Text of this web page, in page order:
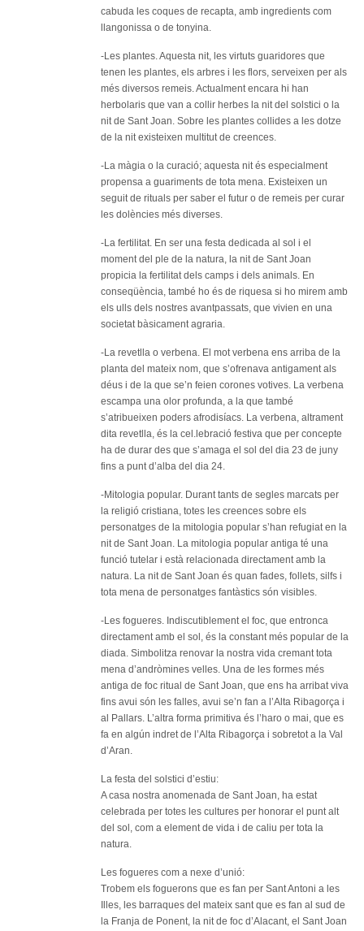
cabuda les coques de recapta, amb ingredients com
llangonissa o de tonyina.
-Les plantes. Aquesta nit, les virtuts guaridores que
tenen les plantes, els arbres i les flors, serveixen per als
més diversos remeis. Actualment encara hi han
herbolaris que van a collir herbes la nit del solstici o la
nit de Sant Joan. Sobre les plantes collides a les dotze
de la nit existeixen multitut de creences.
-La màgia o la curació; aquesta nit és especialment
propensa a guariments de tota mena. Existeixen un
seguit de rituals per saber el futur o de remeis per curar
les dolències més diverses.
-La fertilitat. En ser una festa dedicada al sol i el
moment del ple de la natura, la nit de Sant Joan
propicia la fertilitat dels camps i dels animals. En
conseqüència, també ho és de riquesa si ho mirem amb
els ulls dels nostres avantpassats, que vivien en una
societat bàsicament agraria.
-La revetlla o verbena. El mot verbena ens arriba de la
planta del mateix nom, que s’ofrenava antigament als
déus i de la que se’n feien corones votives. La verbena
escampa una olor profunda, a la que també
s’atribueixen poders afrodisíacs. La verbena, altrament
dita revetlla, és la cel.lebració festiva que per concepte
ha de durar des que s’amaga el sol del dia 23 de juny
fins a punt d’alba del dia 24.
-Mitologia popular. Durant tants de segles marcats per
la religió cristiana, totes les creences sobre els
personatges de la mitologia popular s’han refugiat en la
nit de Sant Joan. La mitologia popular antiga té una
funció tutelar i està relacionada directament amb la
natura. La nit de Sant Joan és quan fades, follets, silfs i
tota mena de personatges fantàstics són visibles.
-Les fogueres. Indiscutiblement el foc, que entronca
directament amb el sol, és la constant més popular de la
diada. Simbolitza renovar la nostra vida cremant tota
mena d’andròmines velles. Una de les formes més
antiga de foc ritual de Sant Joan, que ens ha arribat viva
fins avui són les falles, avui se’n fan a l’Alta Ribagorça i
al Pallars. L’altra forma primitiva és l’haro o mai, que es
fa en algún indret de l’Alta Ribagorça i sobretot a la Val
d’Aran.
La festa del solstici d’estiu:
A casa nostra anomenada de Sant Joan, ha estat
celebrada per totes les cultures per honorar el punt alt
del sol, com a element de vida i de caliu per tota la
natura.
Les fogueres com a nexe d’unió:
Trobem els foguerons que es fan per Sant Antoni a les
Illes, les barraques del mateix sant que es fan al sud de
la Franja de Ponent, la nit de foc d’Alacant, el Sant Joan